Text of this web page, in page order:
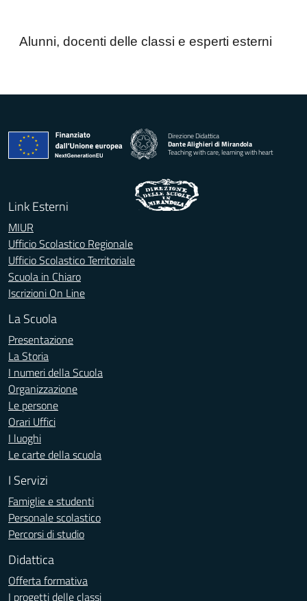
Alunni, docenti delle classi e esperti esterni
Direzione Didattica
Dante Alighieri di Mirandola
Teaching with care, learning with heart
Link Esterni
MIUR
Ufficio Scolastico Regionale
Ufficio Scolastico Territoriale
Scuola in Chiaro
Iscrizioni On Line
La Scuola
Presentazione
La Storia
I numeri della Scuola
Organizzazione
Le persone
Orari Uffici
I luoghi
Le carte della scuola
I Servizi
Famiglie e studenti
Personale scolastico
Percorsi di studio
Didattica
Offerta formativa
I progetti delle classi